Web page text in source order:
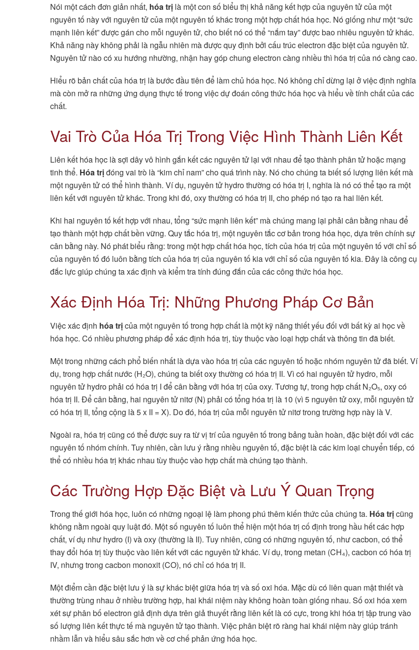
Nói một cách đơn giản nhất, hóa trị là một con số biểu thị khả năng kết hợp của nguyên tử của một
nguyên tố này với nguyên tử của một nguyên tố khác trong một hợp chất hóa học. Nó giống như một “sức
mạnh liên kết” được gán cho mỗi nguyên tử, cho biết nó có thể “nắm tay” được bao nhiêu nguyên tử khác.
Khả năng này không phải là ngẫu nhiên mà được quy định bởi cấu trúc electron đặc biệt của nguyên tử.
Nguyên tử nào có xu hướng nhường, nhận hay góp chung electron càng nhiều thì hóa trị của nó càng cao.
Hiểu rõ bản chất của hóa trị là bước đầu tiên để làm chủ hóa học. Nó không chỉ dừng lại ở việc định nghĩa
mà còn mở ra những ứng dụng thực tế trong việc dự đoán công thức hóa học và hiểu về tính chất của các
chất.
Vai Trò Của Hóa Trị Trong Việc Hình Thành Liên Kết
Liên kết hóa học là sợi dây vô hình gắn kết các nguyên tử lại với nhau để tạo thành phân tử hoặc mạng
tinh thể. Hóa trịđóng vai trò là “kim chỉ nam” cho quá trình này. Nó cho chúng ta biết số lượng liên kết mà
một nguyên tử có thể hình thành. Ví dụ, nguyên tử hydro thường có hóa trị I, nghĩa là nó có thể tạo ra một
liên kết với nguyên tử khác. Trong khi đó, oxy thường có hóa trị II, cho phép nó tạo ra hai liên kết.
Khi hai nguyên tố kết hợp với nhau, tổng “sức mạnh liên kết” mà chúng mang lại phải cân bằng nhau để
tạo thành một hợp chất bền vững. Quy tắc hóa trị, một nguyên tắc cơ bản trong hóa học, dựa trên chính sự
cân bằng này. Nó phát biểu rằng: trong một hợp chất hóa học, tích của hóa trị của một nguyên tố với chỉ số
của nguyên tố đó luôn bằng tích của hóa trị của nguyên tố kia với chỉ số của nguyên tố kia. Đây là công cụ
đắc lực giúp chúng ta xác định và kiểm tra tính đúng đắn của các công thức hóa học.
Xác Định Hóa Trị: Những Phương Pháp Cơ Bản
Việc xác định hóa trịcủa một nguyên tố trong hợp chất là một kỹ năng thiết yếu đối với bất kỳ ai học về
hóa học. Có nhiều phương pháp để xác định hóa trị, tùy thuộc vào loại hợp chất và thông tin đã biết.
Một trong những cách phổ biến nhất là dựa vào hóa trị của các nguyên tố hoặc nhóm nguyên tử đã biết. Ví
dụ, trong hợp chất nước (H₂O), chúng ta biết oxy thường có hóa trị II. Vì có hai nguyên tử hydro, mỗi
nguyên tử hydro phải có hóa trị I để cân bằng với hóa trị của oxy. Tương tự, trong hợp chất N₂O₅, oxy có
hóa trị II. Để cân bằng, hai nguyên tử nitơ (N) phải có tổng hóa trị là 10 (vì 5 nguyên tử oxy, mỗi nguyên tử
có hóa trị II, tổng cộng là 5 x II = X). Do đó, hóa trị của mỗi nguyên tử nitơ trong trường hợp này là V.
Ngoài ra, hóa trị cũng có thể được suy ra từ vị trí của nguyên tố trong bảng tuần hoàn, đặc biệt đối với các
nguyên tố nhóm chính. Tuy nhiên, cần lưu ý rằng nhiều nguyên tố, đặc biệt là các kim loại chuyển tiếp, có
thể có nhiều hóa trị khác nhau tùy thuộc vào hợp chất mà chúng tạo thành.
Các Trường Hợp Đặc Biệt và Lưu Ý Quan Trọng
Trong thế giới hóa học, luôn có những ngoại lệ làm phong phú thêm kiến thức của chúng ta. Hóa trịcũng
không nằm ngoài quy luật đó. Một số nguyên tố luôn thể hiện một hóa trị cố định trong hầu hết các hợp
chất, ví dụ như hydro (I) và oxy (thường là II). Tuy nhiên, cũng có những nguyên tố, như cacbon, có thể
thay đổi hóa trị tùy thuộc vào liên kết với các nguyên tử khác. Ví dụ, trong metan (CH₄), cacbon có hóa trị
IV, nhưng trong cacbon monoxit (CO), nó chỉ có hóa trị II.
Một điểm cần đặc biệt lưu ý là sự khác biệt giữa hóa trị và số oxi hóa. Mặc dù có liên quan mật thiết và
thường trùng nhau ở nhiều trường hợp, hai khái niệm này không hoàn toàn giống nhau. Số oxi hóa xem
xét sự phân bố electron giả định dựa trên giả thuyết rằng liên kết là có cực, trong khi hóa trị tập trung vào
số lượng liên kết thực tế mà nguyên tử tạo thành. Việc phân biệt rõ ràng hai khái niệm này giúp tránh
nhầm lẫn và hiểu sâu sắc hơn về cơ chế phản ứng hóa học.